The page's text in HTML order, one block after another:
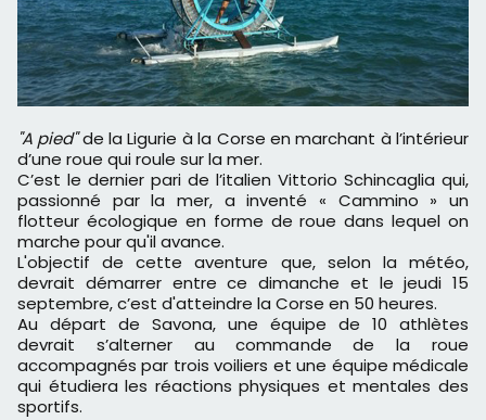
"A pied"de la Ligurie à la Corse en marchant à l’intérieur
d’une roue qui roule sur la mer.
C’est le dernier pari de l’italien Vittorio Schincaglia qui,
passionné par la mer, a inventé « Cammino » un
flotteur écologique en forme de roue dans lequel on
marche pour qu'il avance.
L'objectif de cette aventure que, selon la météo,
devrait démarrer entre ce dimanche et le jeudi 15
septembre, c’est d'atteindre la Corse en 50 heures.
Au départ de Savona, une équipe de 10 athlètes
devrait s’alterner au commande de la roue
accompagnés par trois voiliers et une équipe médicale
qui étudiera les réactions physiques et mentales des
sportifs.